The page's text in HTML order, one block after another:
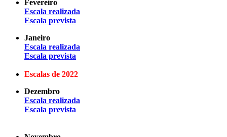
Fevereiro
Escala realizada
Escala prevista
Janeiro
Escala realizada
Escala prevista
Escalas de 2022
Dezembro
Escala realizada
Escala prevista